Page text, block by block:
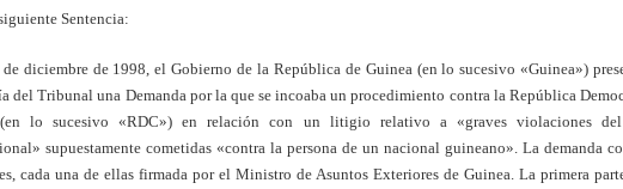
Sentencia:
diciembre de 1998, el Gobierno de la República de Guinea (en lo sucesivo «Guinea»)
del Tribunal una Demanda por la que se incoaba un procedimiento contra la República
lo sucesivo «RDC») en relación con un litigio relativo a «graves violaciones del
supuestamente cometidas «contra la persona de un nacional guineano». La demanda
cada una de ellas firmada por el Ministro de Asuntos Exteriores de Guinea. La primera